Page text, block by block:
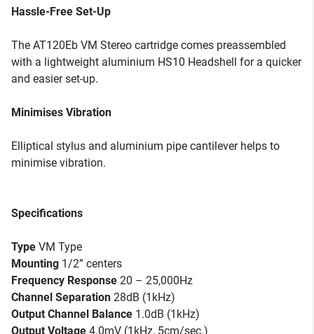
Hassle-Free Set-Up
The AT120Eb VM Stereo cartridge comes preassembled
with a lightweight aluminium HS10 Headshell for a quicker
and easier set-up.
Minimises Vibration
Elliptical stylus and aluminium pipe cantilever helps to
minimise vibration.
Specifications
Type VM Type
Mounting 1/2” centers
Frequency Response 20 – 25,000Hz
Channel Separation 28dB (1kHz)
Output Channel Balance 1.0dB (1kHz)
Output Voltage 4.0mV (1kHz, 5cm/sec.)